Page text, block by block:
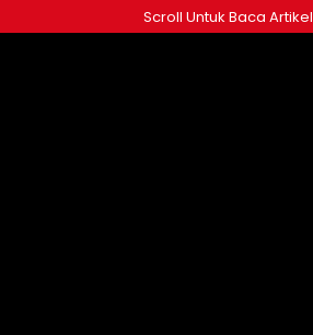
ke
Scroll Untuk Baca Artikel